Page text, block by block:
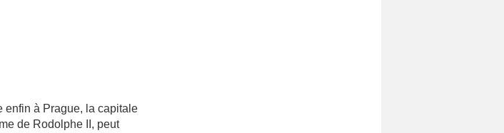
enfin à Prague, la capitale
de Rodolphe II, peut